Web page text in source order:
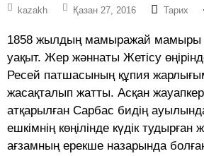
kazakh Қазан 27, 2016 Тарих
1858 жылдың мамыражай мамыры
уақыт. Жер жәннаты Жетiсу
Ресей патшасының құпия
жасақталып жатты. Асқан
атқарылған Сарбас бидiң
ешкiмнiң көңiлiнде күдiк тудырған
ағзамның ерекше назарында